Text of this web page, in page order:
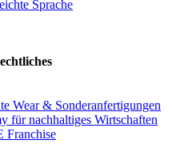
Sprache
Wear & Sonderanfertigungen
für nachhaltiges Wirtschaften
Franchise